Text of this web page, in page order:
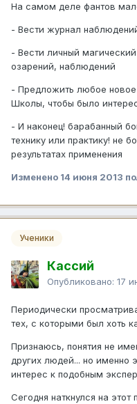
На самом деле фантов
- Вести журнал
- Вести личный
озарений, наблюдений
- Предложить любое
Школы, чтобы было
- И наконец! барабанный
технику или практику! не
результатах применения
Изменено 14 июня 2013
Ученики
Кассий
Опубликовано: 17
Периодически
тех, с которыми был хоть
Признаюсь, понятия не
других людей... но именно
интерес к подобным
Сегодня наткнулся на этот